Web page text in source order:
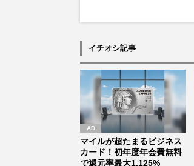
イチオシ記事
マイルが超たまるビジネス
カード！初年度年会費無料
で還元率最大1.125%